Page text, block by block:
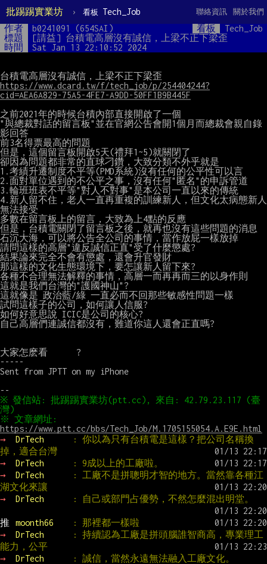
批踢踢實業坊 › 看板 Tech_Job 關於我們
聯絡資訊
作者 b0241091 (654SAI) 看板
Tech_Job
標題
[請益] 台積電高層沒有誠信，上梁不正下梁歪
時間
Sat Jan 13 22:10:52 2024
https://www.dcard.tw/f/tech_job/p/254404244?
cid=AEA6A829-75A5-4FE7-A9DD-50FF1B9B445F
之前2021年的時候台積內部直接開啟了一個
"與總裁對話的留言板"並在官網公告會開1個月而總裁會親自錄
影回答
前3名得票最高的問題
但是，這個留言板開啟5天(禮拜1~5)就關閉了
卻因為問題都非常的直球刁鑽，大致分類不外乎就是
1.考績升遷制度不平等(PMD系統)沒有任何的公平性可以言
2.面對單位遇到的不公平之事，沒有任何"匿名"的申訴管道
3.輪班班表不平等"對人不對事"是本公司一直以來的傳統
4.新人留不住，老人一直再重複的訓練新人，但文化太病態新人
無法接受
多數在留言板上的留言，大致為上4點的反應
但是，台積電關閉了留言板之後，就再也沒有這些問題的消息
石沉大海，可以將公告全公司的事情，當作放屁一樣放掉
請問這樣的高層"違反誠信正直"受了什麼懲處?
結果論來完全不會有懲處，還會升官發財
那這樣的文化生態環境下，要怎讓新人留下來?
各種不合理無法解釋的事情，高層一而再再而三的以身作則
這就是我們台灣的"護國神山"?
這就像是 政治藍/綠 一直必而不回那些敏感性問題一樣
試問這樣子的公司，如何讓人信服?
如何好意思說 ICIC是公司的核心?
自己高層們連誠信都沒有，難道你這人還會正直嗎?
大家怎麽看      ?
-----
Sent from JPTT on my iPhone
※ 發信站: 批踢踢實業坊(ptt.cc), 來自: 42.79.23.117 (臺
https://www.ptt.cc/bbs/Tech_Job/M.1705155054.A.E9E.html
→
DrTech
: 你以為只有台積電是這樣？把公司名稱換
掉，適合台灣
→
DrTech
: 9成以上的工廠啦。
→
DrTech
: 工廠不是拼聰明才智的地方。當然靠各種江
湖文化來讓
→
DrTech : 自己或部門占優勢，不然怎麼混出明堂。
推 moonth66
: 那裡都一樣啦
→
DrTech
: 持續認為工廠是拼頭腦誰智商高，專業理工
能力，公平
→
DrTech : 誠信，當然永遠無法融入工廠文化。